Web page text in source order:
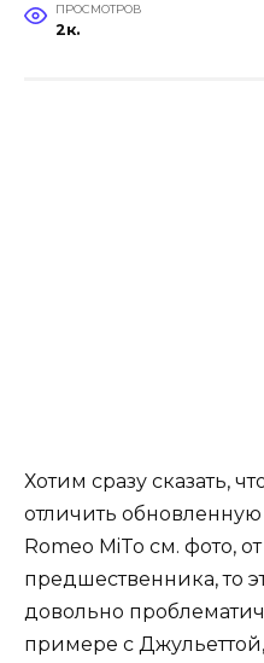
ПРОСМОТРОВ
2к.
Хотим сразу сказать,
отличить
Romeo MiTo см. фото,
предшественника, то
довольно
примере с